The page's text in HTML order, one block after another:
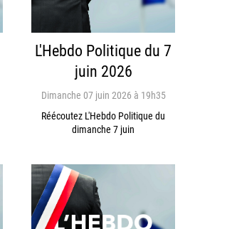
L'Hebdo Politique du 7
juin 2026
Dimanche 07 juin 2026 à 19h35
Réécoutez L'Hebdo Politique du
dimanche 7 juin